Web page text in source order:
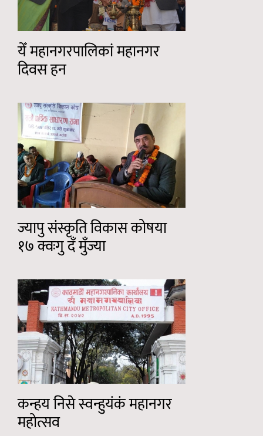
येँ महानगरपालिकां महानगर
दिवस हन
ज्यापु संस्कृति विकास कोषया
१७ क्वःगु दँ मुँज्या
कन्हय निसे स्वन्हुयंकं महानगर
महोत्सव